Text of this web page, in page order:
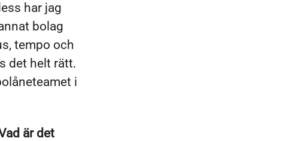
har jag
bolag
tempo och
det helt rätt.
i
är det